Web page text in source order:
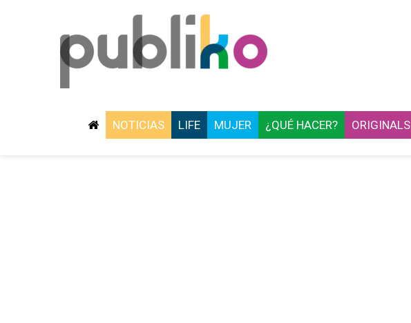
NOTICIAS LIFE MUJER ¿QUÉ HACER? ORIGINALS